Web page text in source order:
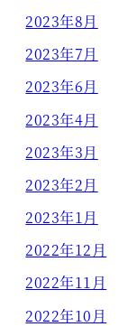
2023年8月
2023年7月
2023年6月
2023年4月
2023年3月
2023年2月
2023年1月
2022年12月
2022年11月
2022年10月